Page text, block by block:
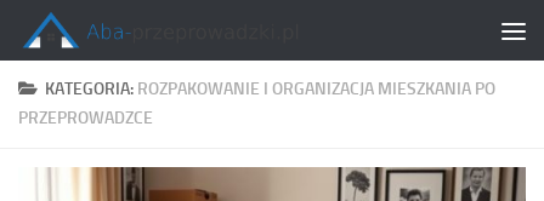
Skip to content
KATEGORIA: ROZPAKOWANIE I ORGANIZACJA MIESZKANIA PO
PRZEPROWADZCE